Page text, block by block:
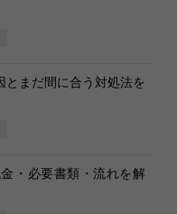
とまだ間に合う対処法を
・必要書類・流れを解